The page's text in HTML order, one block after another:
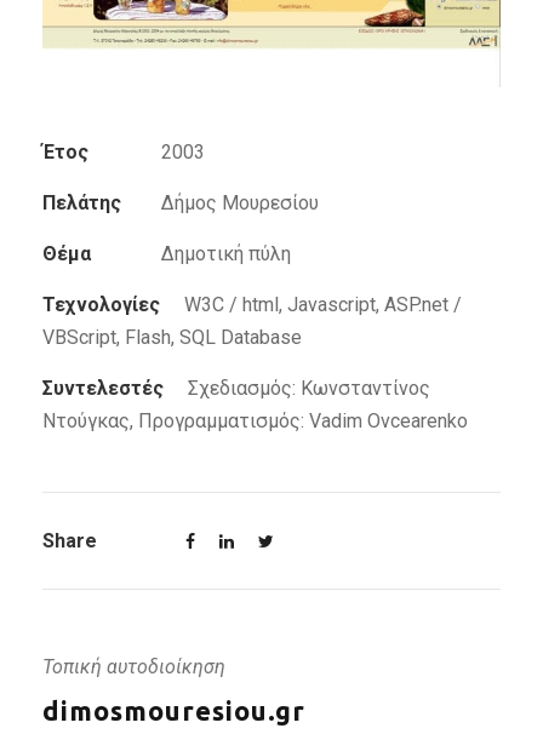
Έτος 2003
Πελάτης Δήμος Μουρεσίου
Θέμα Δημοτική πύλη
Τεχνολογίες
W3C / html, Javascript, ASP.net /
VBScript, Flash, SQL Database
Συντελεστές
Σχεδιασμός: Κωνσταντίνος
Ντούγκας, Προγραμματισμός: Vadim Ovcearenko
Share
Τοπική αυτοδιοίκηση
dimosmouresiou.gr